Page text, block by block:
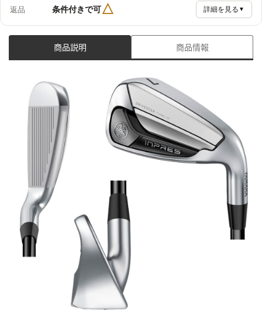
返品 条件付きで可△ 詳細を見る ▼
商品説明 商品情報